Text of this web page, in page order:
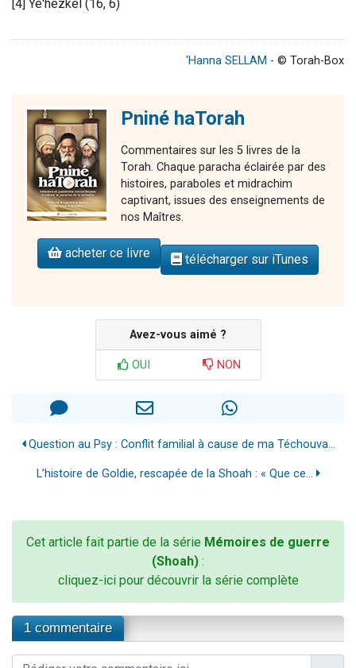
[4] Yé'hezkel (16, 6)
'Hanna SELLAM - © Torah-Box
Pniné haTorah
Commentaires sur les 5 livres de la
Torah. Chaque paracha éclairée par des
histoires, paraboles et midrachim
captivant, issues des enseignements de
nos Maîtres.
acheter ce livre télécharger sur iTunes
Avez-vous aimé ?
OUI NON
Question au Psy : Conflit familial à cause de ma Téchouva...
L’histoire de Goldie, rescapée de la Shoah : « Que ce...
Cet article fait partie de la série Mémoires de guerre
(Shoah) :
cliquez-ici pour découvrir la série complète
1 commentaire